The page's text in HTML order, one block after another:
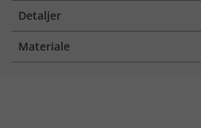
Detaljer
Materiale